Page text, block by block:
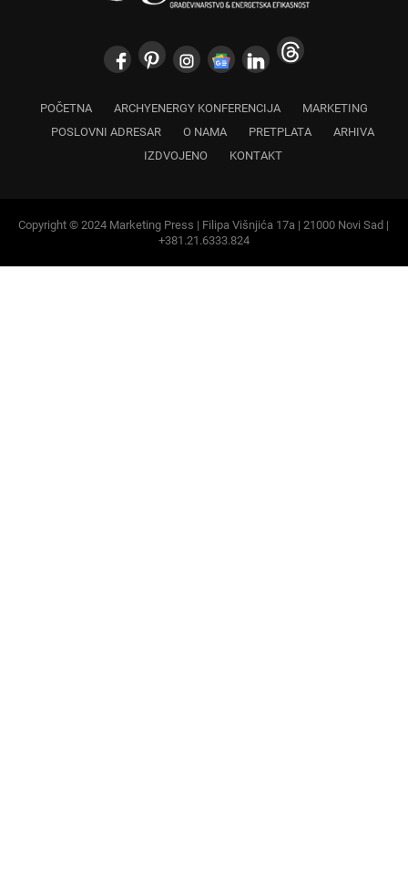
POČETNA ARCHYENERGY KONFERENCIJA
MARKETING
POSLOVNI ADRESAR
O NAMA PRETPLATA
ARHIVA
IZDVOJENO
KONTAKT
Copyright © 2024 Marketing Press | Filipa Višnjića 17a | 21000 Novi Sad |
+381.21.6333.824